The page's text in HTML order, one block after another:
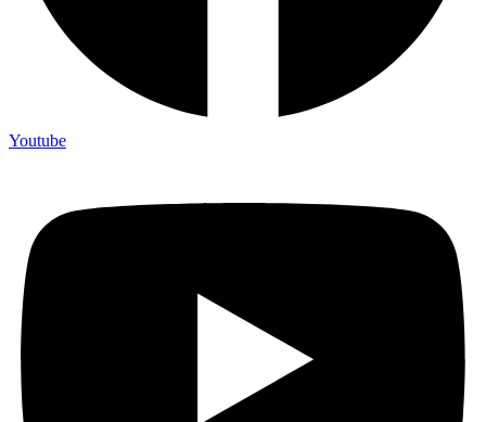
Youtube